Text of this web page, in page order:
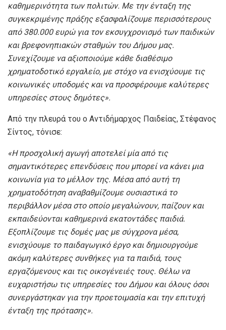
καθημερινότητα των πολιτών. Με την ένταξη της
συγκεκριμένης πράξης εξασφαλίζουμε περισσότερους
από 380.000 ευρώ για τον εκσυγχρονισμό των παιδικών
και βρεφονηπιακών σταθμών του Δήμου μας.
Συνεχίζουμε να αξιοποιούμε κάθε διαθέσιμο
χρηματοδοτικό εργαλείο, με στόχο να ενισχύουμε τις
κοινωνικές υποδομές και να προσφέρουμε καλύτερες
υπηρεσίες στους δημότες».
Από την πλευρά του ο Αντιδήμαρχος Παιδείας, Στέφανος
Σίντος, τόνισε:
«Η προσχολική αγωγή αποτελεί μία από τις
σημαντικότερες επενδύσεις που μπορεί να κάνει μια
κοινωνία για το μέλλον της. Μέσα από αυτή τη
χρηματοδότηση αναβαθμίζουμε ουσιαστικά το
περιβάλλον μέσα στο οποίο μεγαλώνουν, παίζουν και
εκπαιδεύονται καθημερινά εκατοντάδες παιδιά.
Εξοπλίζουμε τις δομές μας με σύγχρονα μέσα,
ενισχύουμε το παιδαγωγικό έργο και δημιουργούμε
ακόμη καλύτερες συνθήκες για τα παιδιά, τους
εργαζόμενους και τις οικογένειές τους. Θέλω να
ευχαριστήσω τις υπηρεσίες του Δήμου και όλους όσοι
συνεργάστηκαν για την προετοιμασία και την επιτυχή
ένταξη της πρότασης».